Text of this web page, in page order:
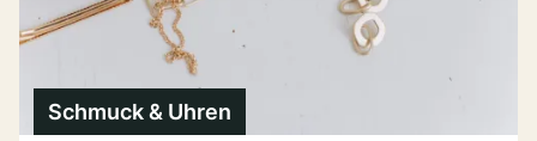
Schmuck & Uhren